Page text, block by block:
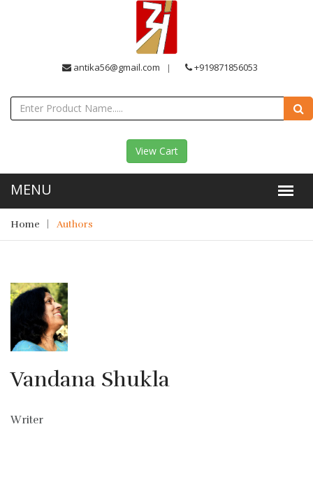
antika56@gmail.com +919871856053
View Cart
Home Authors
Vandana Shukla
Writer